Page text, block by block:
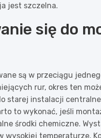
jest szczelna.
się do
są w przeciągu
rur, okres ten
starej instalacji
to wykonać, jeśli
środki chemiczne.
wysokiej temperaturze.